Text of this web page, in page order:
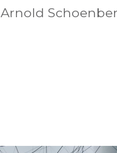
Arnold